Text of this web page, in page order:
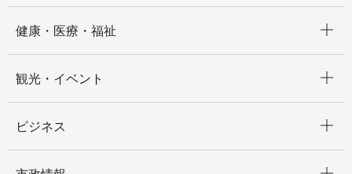
健康・医療・福祉
観光・イベント
ビジネス